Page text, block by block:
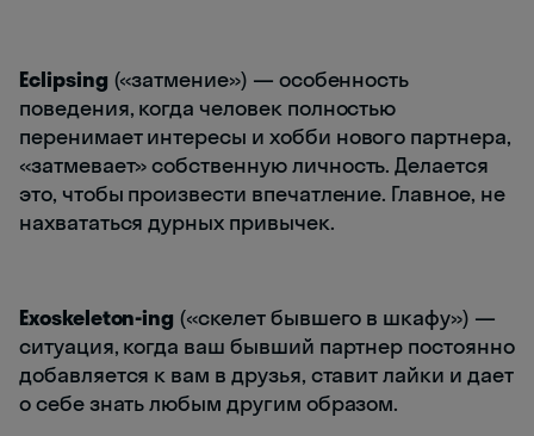
Eclipsing («затмение») — особенность
поведения, когда человек полностью
перенимает интересы и хобби нового партнера,
«затмевает» собственную личность. Делается
это, чтобы произвести впечатление. Главное, не
нахвататься дурных привычек.
Exoskeleton-ing («скелет бывшего в шкафу») —
ситуация, когда ваш бывший партнер постоянно
добавляется к вам в друзья, ставит лайки и дает
о себе знать любым другим образом.